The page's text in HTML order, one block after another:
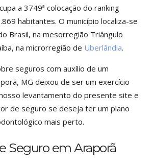
a 3749ª colocação do ranking
habitantes. O município localiza-se
Brasil, na mesorregião Triângulo
na microrregião de Uberlândia.
seguros com auxílio de um
MG deixou de ser um exercício
levantamento do presente site e
de seguro se deseja ter um plano
mais perto.
Seguro em Araporã